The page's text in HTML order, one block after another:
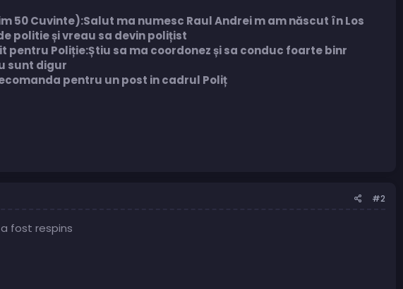
50 Cuvinte):Salut ma numesc Raul Andrei m am născut în Los
politie și vreau sa devin polițist
pentru Poliție:Știu sa ma coordonez și sa conduc foarte binr
sunt digur
pentru un post in cadrul Poliț
#2
fost respins